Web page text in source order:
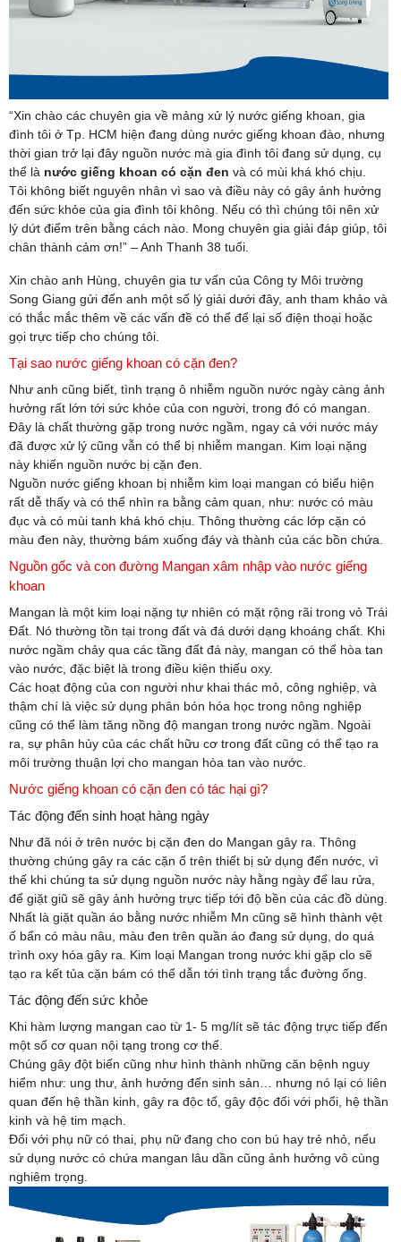
“Xin chào các chuyên gia về mảng xử lý nước giếng khoan, gia
đình tôi ở Tp. HCM hiện đang dùng nước giếng khoan đào, nhưng
thời gian trở lại đây nguồn nước mà gia đình tôi đang sử dụng, cụ
thể là nước giếng khoan có cặn đen và có mùi khá khó chịu.
Tôi không biết nguyên nhân vì sao và điều này có gây ảnh hưởng
đến sức khỏe của gia đình tôi không. Nếu có thì chúng tôi nên xử
lý dứt điểm trên bằng cách nào. Mong chuyên gia giải đáp giúp, tôi
chân thành cảm ơn!” – Anh Thanh 38 tuổi.
Xin chào anh Hùng, chuyên gia tư vấn của Công ty Môi trường
Song Giang gửi đến anh một số lý giải dưới đây, anh tham khảo và
có thắc mắc thêm về các vấn đề có thể để lại số điện thoại hoặc
gọi trực tiếp cho chúng tôi.
Tại sao nước giếng khoan có cặn đen?
Như anh cũng biết, tình trạng ô nhiễm nguồn nước ngày càng ảnh
hưởng rất lớn tới sức khỏe của con người, trong đó có mangan.
Đây là chất thường gặp trong nước ngầm, ngay cả với nước máy
đã được xử lý cũng vẫn có thể bị nhiễm mangan. Kim loại nặng
này khiến nguồn nước bị cặn đen.
Nguồn nước giếng khoan bị nhiễm kim loại mangan có biểu hiện
rất dễ thấy và có thể nhìn ra bằng cảm quan, như: nước có màu
đục và có mùi tanh khá khó chịu. Thông thường các lớp cặn có
màu đen này, thường bám xuống đáy và thành của các bồn chứa.
Nguồn gốc và con đường Mangan xâm nhập vào nước giếng
khoan
Mangan là một kim loại nặng tự nhiên có mặt rộng rãi trong vỏ Trái
Đất. Nó thường tồn tại trong đất và đá dưới dạng khoáng chất. Khi
nước ngầm chảy qua các tầng đất đá này, mangan có thể hòa tan
vào nước, đặc biệt là trong điều kiện thiếu oxy.
Các hoạt động của con người như khai thác mỏ, công nghiệp, và
thậm chí là việc sử dụng phân bón hóa học trong nông nghiệp
cũng có thể làm tăng nồng độ mangan trong nước ngầm. Ngoài
ra, sự phân hủy của các chất hữu cơ trong đất cũng có thể tạo ra
môi trường thuận lợi cho mangan hòa tan vào nước.
Nước giếng khoan có cặn đen có tác hại gì?
Tác động đến sinh hoạt hàng ngày
Như đã nói ở trên nước bị cặn đen do Mangan gây ra. Thông
thường chúng gây ra các cặn ố trên thiết bị sử dụng đến nước, vì
thế khi chúng ta sử dụng nguồn nước này hằng ngày để lau rửa,
để giặt giũ sẽ gây ảnh hưởng trực tiếp tới độ bền của các đồ dùng.
Nhất là giặt quần áo bằng nước nhiễm Mn cũng sẽ hình thành vệt
ố bẩn có màu nâu, màu đen trên quần áo đang sử dụng, do quá
trình oxy hóa gây ra. Kim loại Mangan trong nước khi gặp clo sẽ
tạo ra kết tủa cặn bám có thể dẫn tới tình trạng tắc đường ống.
Tác động đến sức khỏe
Khi hàm lượng mangan cao từ 1- 5 mg/lít sẽ tác động trực tiếp đến
một số cơ quan nội tạng trong cơ thể.
Chúng gây đột biến cũng như hình thành những căn bệnh nguy
hiểm như: ung thư, ảnh hưởng đến sinh sản… nhưng nó lại có liên
quan đến hệ thần kinh, gây ra độc tố, gây độc đối với phổi, hệ thần
kinh và hệ tim mạch.
Đối với phụ nữ có thai, phụ nữ đang cho con bú hay trẻ nhỏ, nếu
sử dụng nước có chứa mangan lâu dần cũng ảnh hưởng vô cùng
nghiêm trọng.